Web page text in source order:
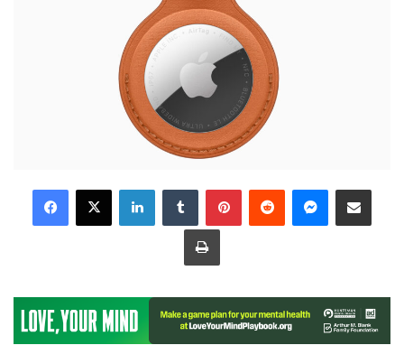
LinkedInTumblr PinterestReddit Messenger
Share via Email
Print